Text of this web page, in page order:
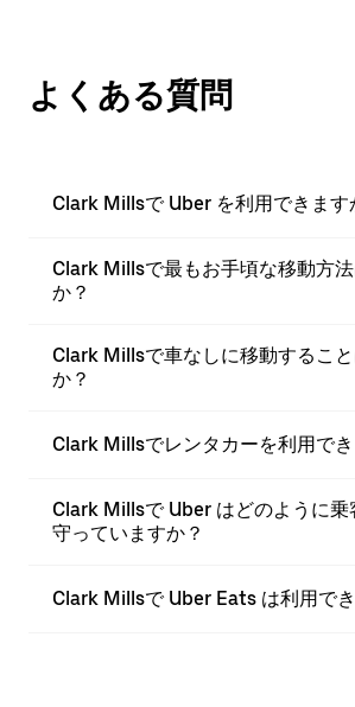
よくある質問
Clark Millsで Uber を利用できます
Clark Millsで最もお手頃な移動方
か？
Clark Millsで車なしに移動するこ
か？
Clark Millsでレンタカーを利用で
Clark Millsで Uber はどのように乗
守っていますか？
Clark Millsで Uber Eats は利用で